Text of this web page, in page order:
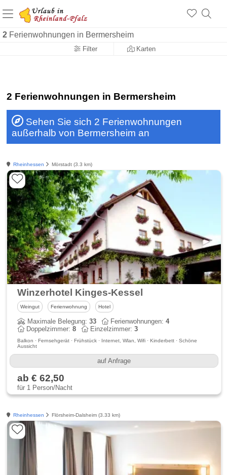
2 Ferienwohnungen in Bermersheim
Filter Karten
+1.500 Unterkünfte in Rheinland-Pfalz
+1.000 Sehenswürdigkeiten
2 Ferienwohnungen in Bermersheim
Sehen Sie sich 2 Ferienwohnungen
außerhalb von Bermersheim an
Rheinhessen Mörstadt (3.3 km)
Winzerhotel Kinges-Kessel
Weingut Ferienwohnung Hotel
Maximale Belegung:33 Ferienwohnungen:4
Doppelzimmer:8 Einzelzimmer:3
Balkon · Fernsehgerät · Frühstück · Internet, Wlan, Wifi · Kinderbett · Schöne
Aussicht
auf Anfrage
ab € 62,50
für 1 Person/Nacht
Rheinhessen Flörsheim-Dalsheim (3.33 km)